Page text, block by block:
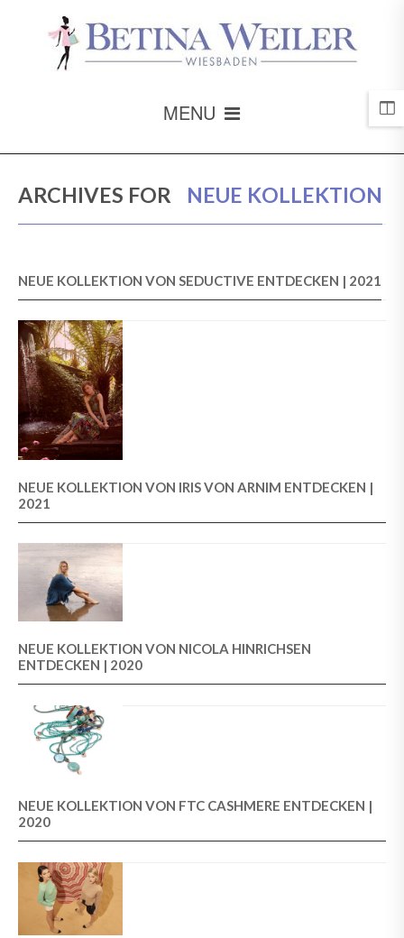
MENU
ARCHIVES FOR NEUE KOLLEKTION
NEUE KOLLEKTION VON SEDUCTIVE ENTDECKEN | 2021
NEUE KOLLEKTION VON IRIS VON ARNIM ENTDECKEN |
2021
NEUE KOLLEKTION VON NICOLA HINRICHSEN
ENTDECKEN | 2020
NEUE KOLLEKTION VON FTC CASHMERE ENTDECKEN |
2020